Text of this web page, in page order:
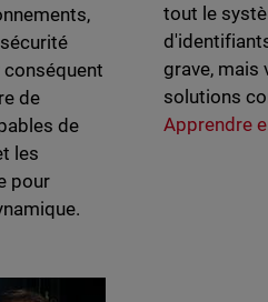
de
de
les
pour
tout le
grave, mais
solutions
Apprendre